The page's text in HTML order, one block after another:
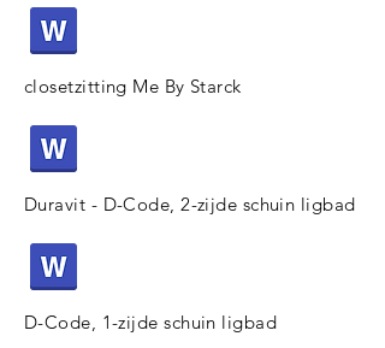
closetzitting Me By Starck
Duravit - D-Code, 2-zijde schuin ligbad
D-Code, 1-zijde schuin ligbad